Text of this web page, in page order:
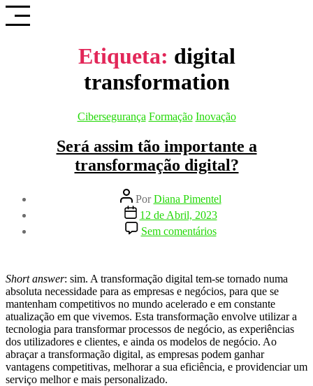
Saltar
para
Etiqueta: digital
transformation
Categorias
Cibersegurança Formação Inovação
Será assim tão importante a
transformação digital?
Autor
do
artigo
PorDiana Pimentel
Data
do
artigo
12 de Abril, 2023
Sem comentáriosem
Será
importante
a
transformação
digital?
Short answer: sim. A transformação digital tem-se tornado numa
absoluta necessidade para as empresas e negócios, para que se
mantenham competitivos no mundo acelerado e em constante
atualização em que vivemos. Esta transformação envolve utilizar a
tecnologia para transformar processos de negócio, as experiências
dos utilizadores e clientes, e ainda os modelos de negócio. Ao
abraçar a transformação digital, as empresas podem ganhar
vantagens competitivas, melhorar a sua eficiência, e providenciar um
serviço melhor e mais personalizado.